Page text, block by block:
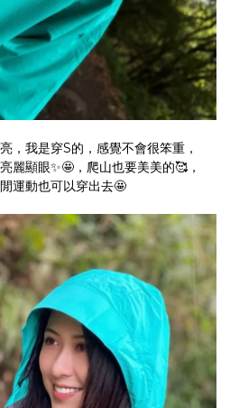
我是穿S的，感覺不會很笨重，
麗顯眼✨🤩，爬山也要美美的🥰，
運動也可以穿出去🤩